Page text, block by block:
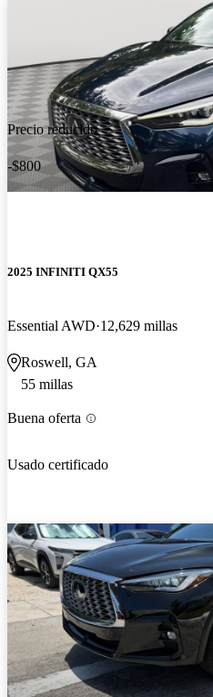
Precio reducido
-$800
2025 INFINITI QX55
Essential AWD 12,629 millas
Roswell, GA
55 millas
Buena oferta
Usado certificado